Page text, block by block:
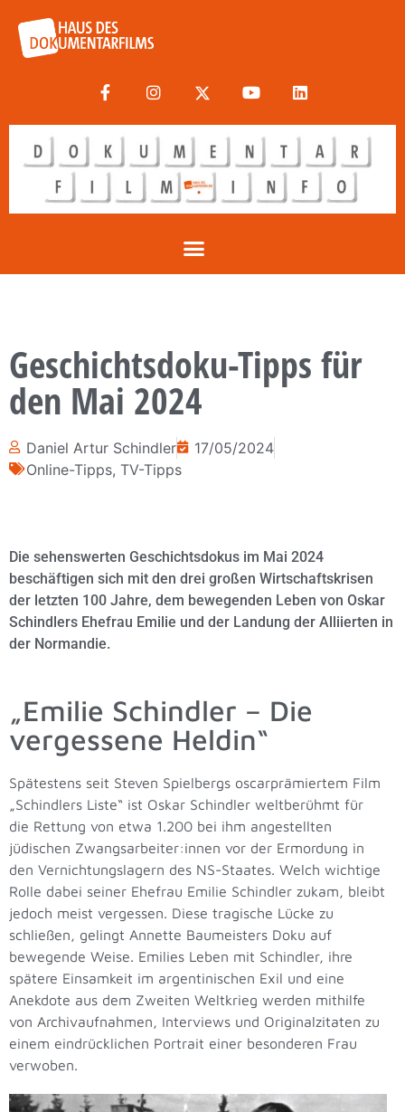
Geschichtsdoku-Tipps für
den Mai 2024
Daniel Artur Schindler
17/05/2024
Online-Tipps, TV-Tipps
Die sehenswerten Geschichtsdokus im Mai 2024
beschäftigen sich mit den drei großen Wirtschaftskrisen
der letzten 100 Jahre, dem bewegenden Leben von Oskar
Schindlers Ehefrau Emilie und der Landung der Alliierten in
der Normandie.
„Emilie Schindler – Die
vergessene Heldin“
Spätestens seit Steven Spielbergs oscarprämiertem Film
„Schindlers Liste“ ist Oskar Schindler weltberühmt für
die Rettung von etwa 1.200 bei ihm angestellten
jüdischen Zwangsarbeiter:innen vor der Ermordung in
den Vernichtungslagern des NS-Staates. Welch wichtige
Rolle dabei seiner Ehefrau Emilie Schindler zukam, bleibt
jedoch meist vergessen. Diese tragische Lücke zu
schließen, gelingt Annette Baumeisters Doku auf
bewegende Weise. Emilies Leben mit Schindler, ihre
spätere Einsamkeit im argentinischen Exil und eine
Anekdote aus dem Zweiten Weltkrieg werden mithilfe
von Archivaufnahmen, Interviews und Originalzitaten zu
einem eindrücklichen Portrait einer besonderen Frau
verwoben.